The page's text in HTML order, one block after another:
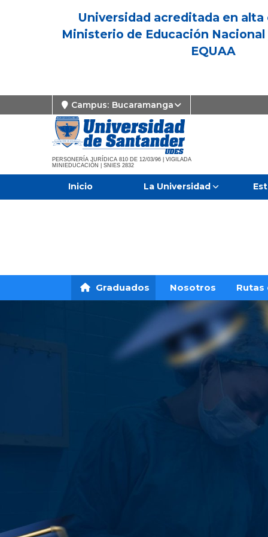
Universidad acreditada en alta
Ministerio de Educación
EQUAA
Campus: Bucaramanga
PERSONERÍA JURÍDICA 810 DE 12/03/96 | VIGILADA
MINIEDUCACIÓN | SNIES 2832
Inicio La Universidad
Graduados Nosotros Rutas